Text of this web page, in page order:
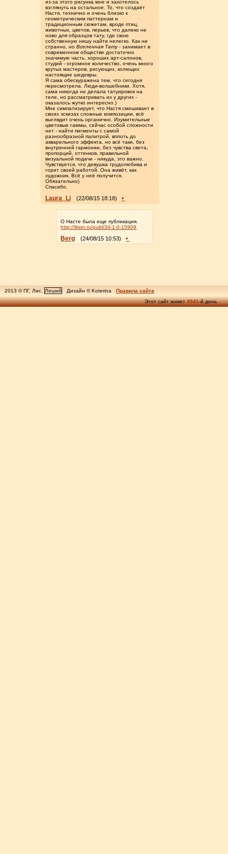
из-за этого рисунка мне и захотелось
взглянуть на остальное. То, что создаёт
Настя, технично и очень близко к
геометрическим паттернам и
традиционным сюжетам, вроде птиц,
животных, цветов, перьев, что далеко не
ново для образцов тату, где свою
собственную нишу найти нелегко. Как ни
странно, ноВселенная Тату- занимает в
современном обществе достаточно
значимую часть, хороших арт-салонов,
студий - огромное количество, очень много
крутых мастеров, рисующих, колющих
настоящие шедевры.
Я сама обескуражена тем, что сегодня
пересмотрела. Люди-волшебники. Хотя,
сама никогда не делала татуировок на
теле, но рассматривать их у других -
оказалось жутко интересно.)
Мне симпатизирует, что Настя смешивает в
своих эскизах сложные композиции, всё
выглядит очень органично. Изумительные
цветовые гаммы, сейчас особой сложности
нет - найти пигменты с самой
разнообразной палитрой, вплоть до
акварельного эффекта, но всё таки, без
внутренней гармонии, без чувства света,
пропорций, оттенков, правильной
визуальной подачи - никуда, это важно.
Чувствуется, что девушка трудолюбива и
горит своей работой. Она живёт, как
художник. Всё у неё получится.
Обязательно)
Спасибо.
Laura_Li (22/08/15 18:18) •
О Насте была еще публикация.
http://litset.ru/publ/34-1-0-15909
Berg (24/08/15 10:53) •
2013 © ПГ, Лис, Леший Дизайн © Koterina
Правила сайта
Этот сайт живет4941-й день